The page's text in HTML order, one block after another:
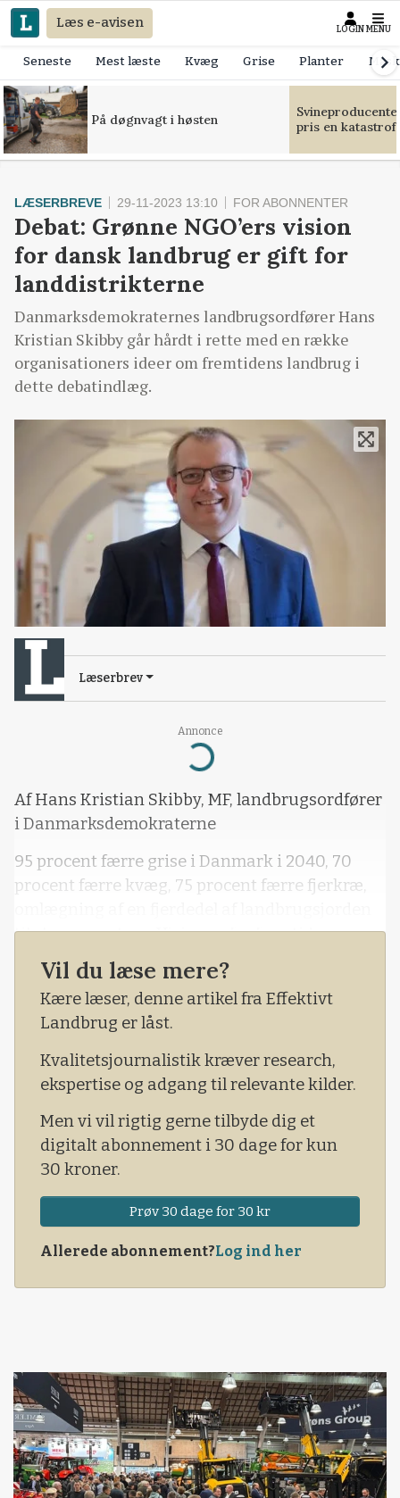
Læs e-avisen LOGIN MENU
Seneste Mest læste Kvæg Grise Planter
På døgnvagt i høsten
pris en
Annonce
Loading...
LÆSERBREVE 29-11-2023 13:10 FOR ABONNENTER
Debat: Grønne NGO’ers vision
for dansk landbrug er gift for
landdistrikterne
Danmarksdemokraternes landbrugsordfører Hans
Kristian Skibby går hårdt i rette med en række
organisationers ideer om fremtidens landbrug i
dette debatindlæg.
Læserbrev
Af Hans Kristian Skibby, MF, landbrugsordfører
i Danmarksdemokraterne
95 procent færre grise i Danmark i 2040, 70
procent færre kvæg, 75 procent færre fjerkræ,
til skov og natur. »Visionen for fremtidens
landbrug i Danmark«, som ni grønne
organisationer foldede fælles ud i uge 46, kan
beskrives med ét ord: Tudetosset!
Vil du læse mere?
Kære læser, denne artikel fra Effektivt
Landbrug er låst.
Kvalitetsjournalistik kræver research,
ekspertise og adgang til relevante kilder.
Men vi vil rigtig gerne tilbyde dig et
digitalt abonnement i 30 dage for kun
30 kroner.
Prøv 30 dage for 30 kr
Allerede abonnement?Log ind her